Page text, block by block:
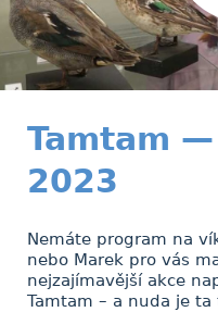
Tamtam
2023
Nemáte program na
nebo Marek pro vás
nejzajímavější akce
Tamtam – a nuda je ta